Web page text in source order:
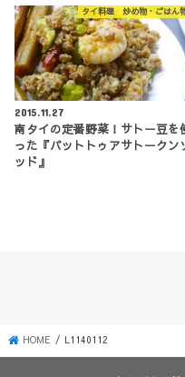
タイ料理 炒め物・ごはん
2015.11.27
南タイの定番野菜！サトー豆を
った『パットトゥアサトークン
ッド』
HOME L1140112